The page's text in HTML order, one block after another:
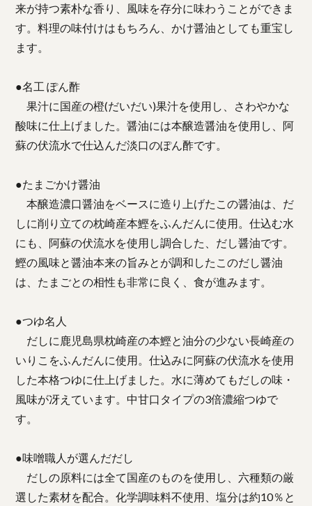
来が持つ素朴な香り、風味を存分に味わうことができま
す。料理の味付けはもちろん、かけ醤油としても重宝し
ます。
●名工 ぽん酢
果汁に国産の橙(だいだい)果汁を使用し、さわやかな
酸味に仕上げました。醤油には本醸造醤油を使用し、阿
蘇の伏流水で仕込んだ淡口のぽん酢です。
●たまごかけ醤油
本醸造濃口醤油をベースに造り上げたこの醤油は、だ
しに削り立ての枕崎産本鰹をふんだんに使用。仕込む水
にも、阿蘇の伏流水を使用し調合した、だし醤油です。
鰹の風味と醤油本来の旨みとが調和したこのだし醤油
は、たまごとの相性も非常に良く、食が進みます。
●つゆ名人
だしに鹿児島県枕崎産の本鰹と油分の少ない長崎産の
いりこをふんだんに使用。仕込みに阿蘇の伏流水を使用
した本格つゆに仕上げました。水に薄めてもだしの味・
風味が冴えています。中甘口タイプの3倍濃縮つゆで
す。
●味噌職人が選んだだし
だしの原料には全て国産のものを使用し、六種類の厳
選した素材を配合。化学調味料不使用、塩分は約10％と